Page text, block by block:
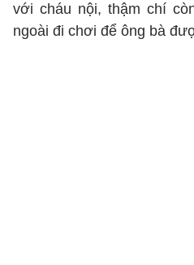
với cháu nội, thậm chí
ngoài đi chơi để ông bà